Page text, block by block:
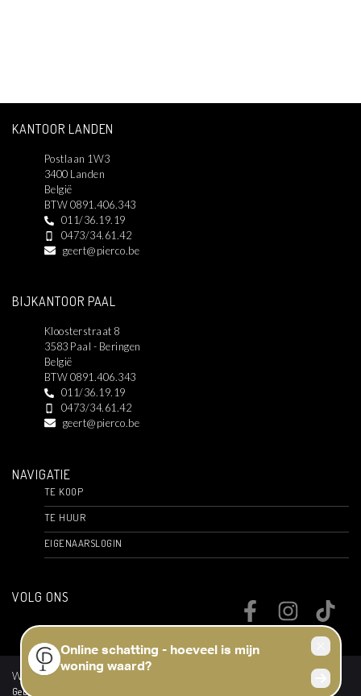
KANTOOR LANDEN
Postlaan 1W3
3400 Landen
België
BTW 0891.406.343
011/36.19.19
0473/34.61.42
geert@pierco.be
BIJKANTOOR PAAL
Kloosterstraat 8
3583 Paal - Beringen
België
BTW 0891.406.343
011/36.19.19
0473/34.61.42
geert@pierco.be
NAVIGATIE
TE KOOP
TE HUUR
EIGENAARSLOGIN
VOLG ONS
Web development en Copyright © 2026 door
Gebruiksvoorwaarden